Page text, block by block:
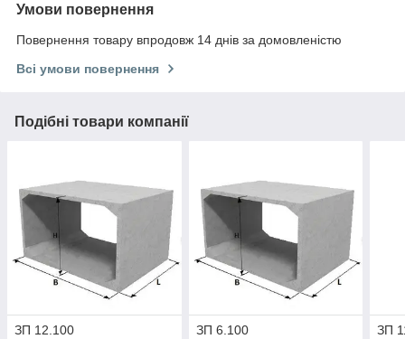
Умови повернення
Повернення товару впродовж 14 днів за домовленістю
Всі умови повернення
Подібні товари компанії
ЗП 12.100 ЗП 6.100 ЗП